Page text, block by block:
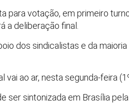
para votação, em primeiro
a deliberação final.
dos sindicalistas e da
vai ao ar, nesta segunda-feira
ser sintonizada em Brasília